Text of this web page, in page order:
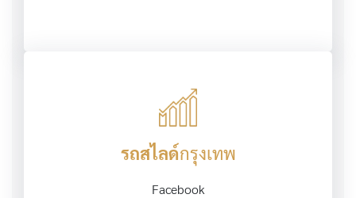
รถสไลด์กรุงเทพ
Facebook